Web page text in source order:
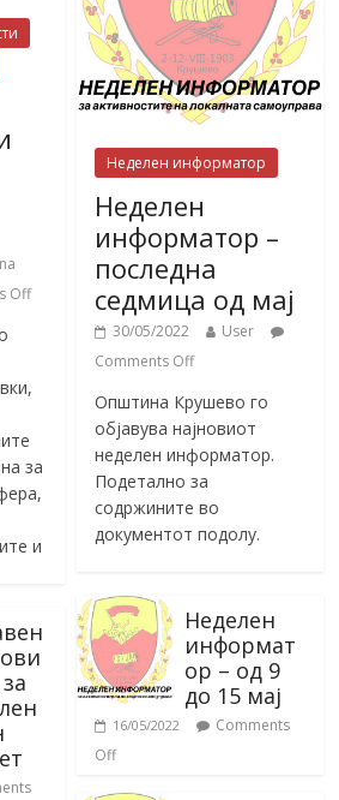
Off
за
и
Неделен информатор
Неделен
информатор –
последна
седмица од мај
30/05/2022
User
Comments Off
Општина Крушево го
објавува најновиот
неделен информатор.
Подетално за
содржините во
документот подолу.
Неделен
информат
ор – од 9
до 15 мај
16/05/2022
Comments
Off